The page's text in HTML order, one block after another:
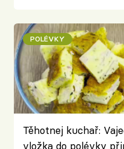
POLÉVKY
Těhotnej kuchař:
vložka do polévky